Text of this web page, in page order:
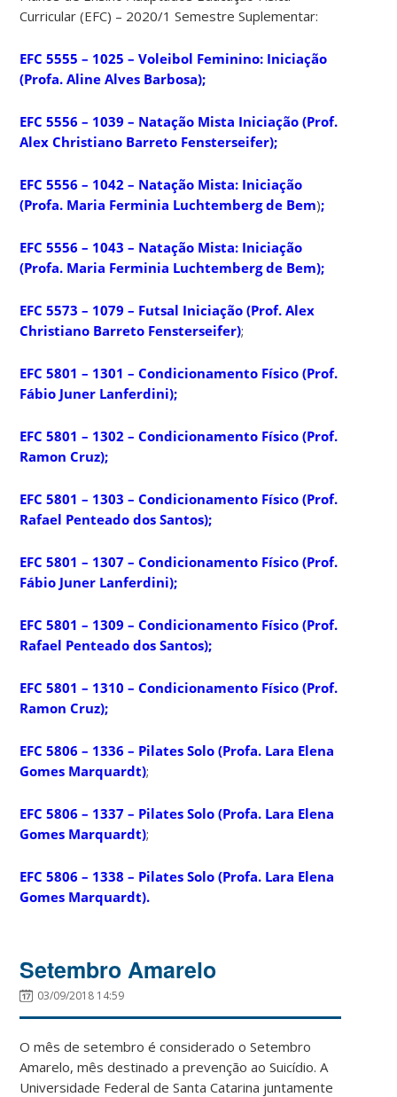
Curricular (EFC) – 2020/1 Semestre Suplementar:
EFC 5555 – 1025 – Voleibol Feminino: Iniciação
(Profa. Aline Alves Barbosa);
EFC 5556 – 1039 – Natação Mista Iniciação (Prof.
Alex Christiano Barreto Fensterseifer);
EFC 5556 – 1042 – Natação Mista: Iniciação
(Profa. Maria Ferminia Luchtemberg de Bem);
EFC 5556 – 1043 – Natação Mista: Iniciação
(Profa. Maria Ferminia Luchtemberg de Bem);
EFC 5573 – 1079 – Futsal Iniciação (Prof. Alex
Christiano Barreto Fensterseifer);
EFC 5801 – 1301 – Condicionamento Físico(Prof.
Fábio Juner Lanferdini);
EFC 5801 – 1302 – Condicionamento Físico (Prof.
Ramon Cruz);
EFC 5801 – 1303 – Condicionamento Físico (Prof.
Rafael Penteado dos Santos);
EFC 5801 – 1307 – Condicionamento Físico (Prof.
Fábio Juner Lanferdini);
EFC 5801 – 1309 – Condicionamento Físico (Prof.
Rafael Penteado dos Santos);
EFC 5801 – 1310 – Condicionamento Físico (Prof.
Ramon Cruz);
EFC 5806 – 1336 – Pilates Solo (Profa. Lara Elena
Gomes Marquardt);
EFC 5806 – 1337 – Pilates Solo (Profa. Lara Elena
Gomes Marquardt);
EFC 5806 – 1338 – Pilates Solo (Profa. Lara Elena
Gomes Marquardt).
Setembro Amarelo
03/09/2018 14:59
O mês de setembro é considerado o Setembro
Amarelo, mês destinado a prevenção ao Suicídio. A
Universidade Federal de Santa Catarina juntamente